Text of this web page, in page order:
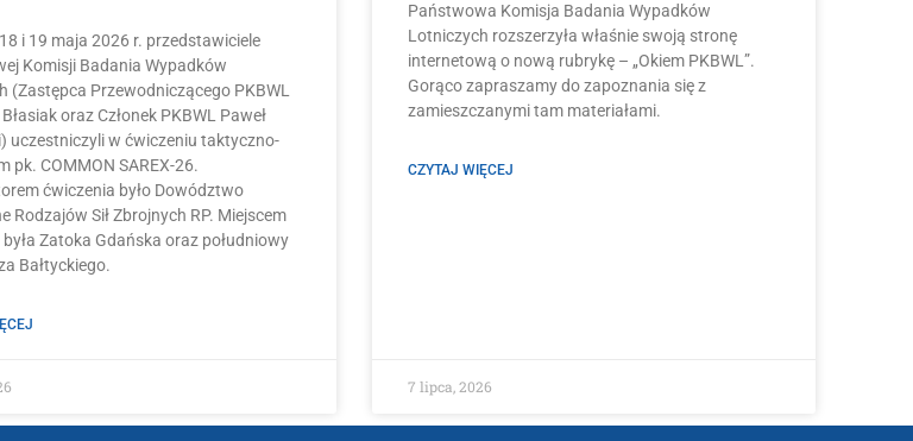
i 19 maja 2026 r. przedstawiciele
Komisji Badania Wypadków
(Zastępca Przewodniczącego PKBWL
oraz Członek PKBWL Paweł
uczestniczyli w ćwiczeniu taktyczno-
pk. COMMON SAREX-26.
ćwiczenia było Dowództwo
Rodzajów Sił Zbrojnych RP. Miejscem
Zatoka Gdańska oraz południowy
Bałtyckiego.
Państwowa Komisja Badania Wypadków
Lotniczych rozszerzyła właśnie swoją stronę
internetową o nową rubrykę – „Okiem PKBWL”.
Gorąco zapraszamy do zapoznania się z
zamieszczanymi tam materiałami.
CZYTAJ WIĘCEJ
7 lipca, 2026